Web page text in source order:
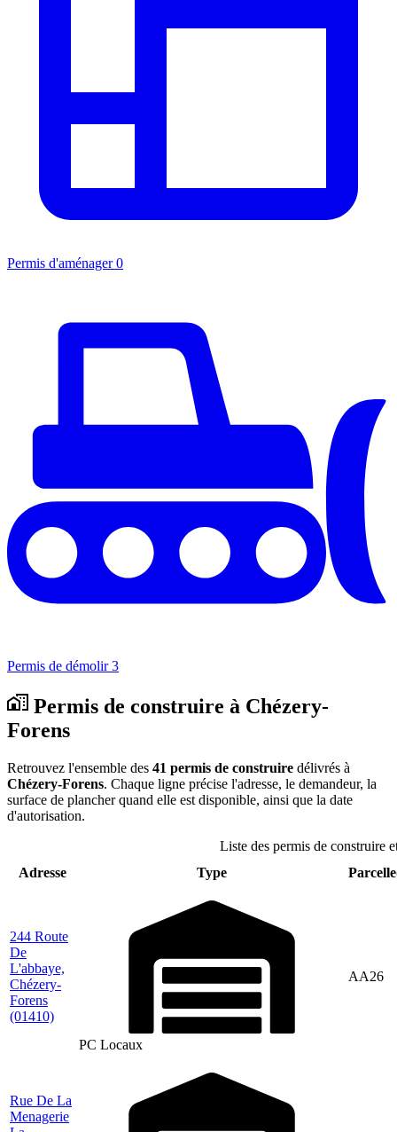
Permis d'aménager 0
Permis de démolir 3
Permis de construire à Chézery-
Forens
Retrouvez l'ensemble des 41 permis de construire délivrés à
Chézery-Forens. Chaque ligne précise l'adresse, le demandeur, la
surface de plancher quand elle est disponible, ainsi que la date
d'autorisation.
Liste des permis de construire
Adresse
Type
244 Route
De
L'abbaye,
Chézery-
Forens
(01410)
PC Locaux
AA26
Rue De La
Menagerie